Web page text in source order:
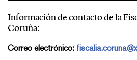
Información de contacto de la
Coruña:
Correo electrónico: